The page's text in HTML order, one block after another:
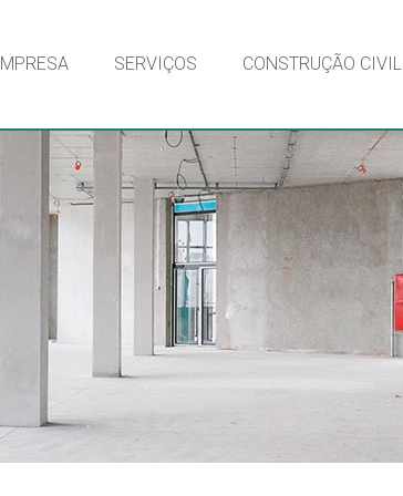
SERVIÇOS CONSTRUÇÃO CIVIL